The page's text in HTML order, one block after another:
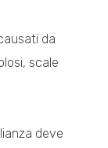
da
scale
deve